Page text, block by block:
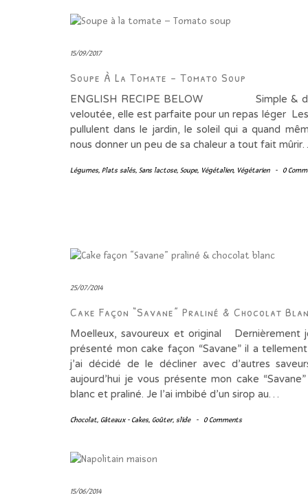
15/09/2017
Soupe À La Tomate – Tomato Soup
ENGLISH RECIPE BELOW Simple &
veloutée, elle est parfaite pour un repas léger
pullulent dans le jardin, le soleil qui a quand
nous donner un peu de sa chaleur a tout fait
Légumes, Plats salés, Sans lactose, Soupe, Végétalien, Végétarien - 0
25/07/2014
Cake Façon “Savane” Praliné & Chocolat
Moelleux, savoureux et original Dernièrement
présenté mon cake façon “Savane” il a
j’ai décidé de le décliner avec d’autres
aujourd’hui je vous présente mon cake
blanc et praliné. Je l’ai imbibé d’un sirop au…
Chocolat, Gâteaux - Cakes, Goûter, slide - 0 Comments
15/06/2014